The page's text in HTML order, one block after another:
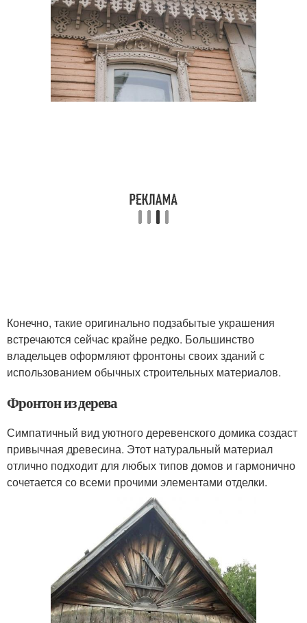
Конечно, такие оригинально подзабытые украшения
встречаются сейчас крайне редко. Большинство
владельцев оформляют фронтоны своих зданий с
использованием обычных строительных материалов.
Фронтон из дерева
Симпатичный вид уютного деревенского домика создаст
привычная древесина. Этот натуральный материал
отлично подходит для любых типов домов и гармонично
сочетается со всеми прочими элементами отделки.